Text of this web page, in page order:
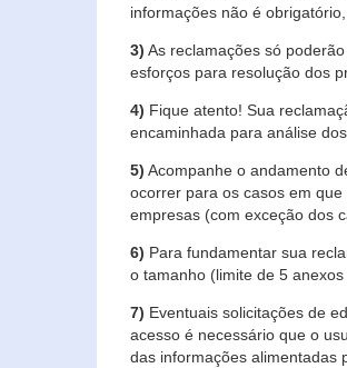
informações não é
3) As reclamações só
esforços para resolução dos
4) Fique atento! Sua
encaminhada para análise
5) Acompanhe o andamento
ocorrer para os casos em
empresas (com exceção dos
6) Para fundamentar sua
o tamanho (limite de 5
7) Eventuais solicitações de
acesso é necessário que o
das informações alimentadas